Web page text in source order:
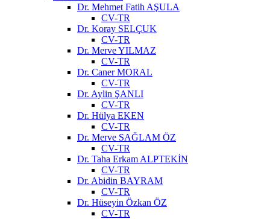
Dr. Mehmet Fatih AŞULA
CV-TR
Dr. Koray SELÇUK
CV-TR
Dr. Merve YILMAZ
CV-TR
Dr. Caner MORAL
CV-TR
Dr. Aylin ŞANLI
CV-TR
Dr. Hülya EKEN
CV-TR
Dr. Merve SAĞLAM ÖZ
CV-TR
Dr. Taha Erkam ALPTEKİN
CV-TR
Dr. Abidin BAYRAM
CV-TR
Dr. Hüseyin Özkan ÖZ
CV-TR